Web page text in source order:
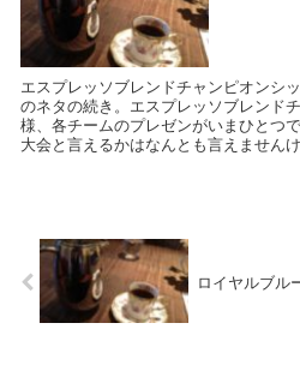
エスプレッソブレンドチャンピオンシ
のネタの続き。エスプレッソブレンド
様、各チームのプレゼンがいまひとつ
大会と言えるかはなんとも言えません
ロイヤルブル